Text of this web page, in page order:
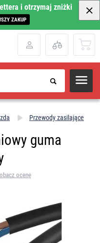
i otrzymaj zniżki
ZAKUP
Przewody zasilające
guma
ocenę